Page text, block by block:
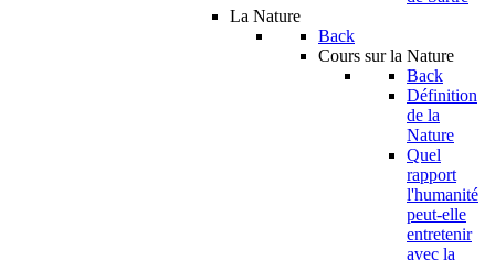
La Nature
Back
Cours sur la Nature
Back
Définition
de la
Nature
Quel
rapport
l'humanité
peut-elle
entretenir
avec la